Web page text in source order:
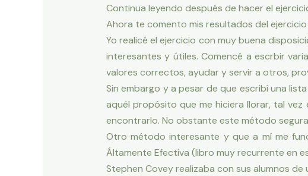
Continua leyendo después de hacer el
Ahora te comento mis resultados del
Yo realicé el ejercicio con muy buena
interesantes y útiles. Comencé a escrbir
valores correctos, ayudar y servir a otros,
Sin embargo y a pesar de que escribí una
aquél propósito que me hiciera llorar, tal
encontrarlo. No obstante este método
Otro método interesante y que a mí me
Áltamente Efectiva (libro muy recurrente en
Stephen Covey realizaba con sus alumnos de